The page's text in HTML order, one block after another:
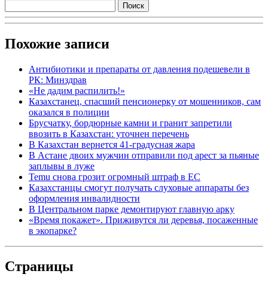
Похожие записи
Антибиотики и препараты от давления подешевели в
РК: Минздрав
«Не дадим распилить!»
Казахстанец, спасший пенсионерку от мошенников, сам
оказался в полиции
Брусчатку, бордюрные камни и гранит запретили
ввозить в Казахстан: уточнен перечень
В Казахстан вернется 41-градусная жара
В Астане двоих мужчин отправили под арест за пьяные
заплывы в луже
Temu снова грозит огромный штраф в ЕС
Казахстанцы смогут получать слуховые аппараты без
оформления инвалидности
В Центральном парке демонтируют главную арку
«Время покажет». Приживутся ли деревья, посаженные
в экопарке?
Страницы